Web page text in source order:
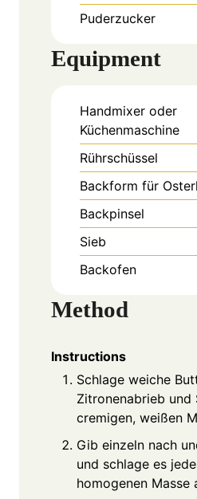
Puderzucker
Equipment
Handmixer oder
Küchenmaschine
Rührschüssel
Backform für
Backpinsel
Sieb
Backofen
Method
Instructions
Schlage weiche
Zitronenabrieb und
cremigen, weißen
Gib einzeln nach
und schlage es
homogenen Masse